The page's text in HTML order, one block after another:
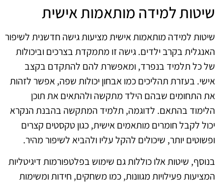
שיטות למידה מותאמות אישית
שיטות למידה מותאמות אישית מציעות גישה חדשנית לשיפור
האנגלית בקרב ילדים. גישה זו מתמקדת בצרכים וביכולות
של כל תלמיד בנפרד, ומאפשרת להם להתקדם בקצב
אישי. בעזרת תהליכים כמו אבחון יכולות שפה, אפשר לזהות
את התחומים שבהם הילד מתקשה ולהתאים את תוכן
הלימוד בהתאם. לדוגמה, תלמיד המתקשה בהבנת הנקרא
יכול לקבל חומרים מותאמים אישית, כגון טקסטים קצרים
ופשוטים יותר, שיכולים להקל עליו ולהביא לשיפור מהיר.
בנוסף, שיטות אלו כוללות גם שימוש בפלטפורמות דיגיטליות
המציעות פעילויות מגוונות, כמו משחקים, חידות ומשימות